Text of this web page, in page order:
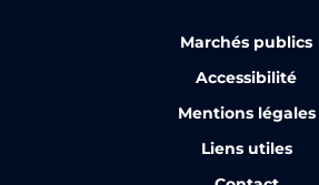
Marchés publics
Accessibilité
Mentions légales
Liens utiles